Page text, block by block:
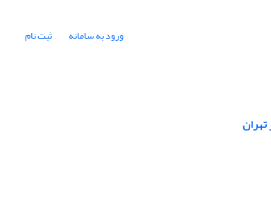
ورود به سامانه ثبت نام